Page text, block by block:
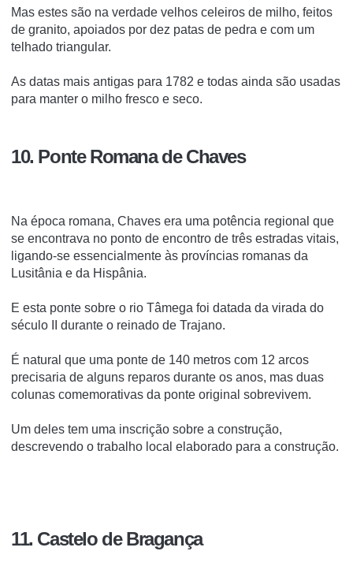
Mas estes são na verdade velhos celeiros de milho, feitos
de granito, apoiados por dez patas de pedra e com um
telhado triangular.
As datas mais antigas para 1782 e todas ainda são usadas
para manter o milho fresco e seco.
10. Ponte Romana de Chaves
Na época romana, Chaves era uma potência regional que
se encontrava no ponto de encontro de três estradas vitais,
ligando-se essencialmente às províncias romanas da
Lusitânia e da Hispânia.
E esta ponte sobre o rio Tâmega foi datada da virada do
século II durante o reinado de Trajano.
É natural que uma ponte de 140 metros com 12 arcos
precisaria de alguns reparos durante os anos, mas duas
colunas comemorativas da ponte original sobrevivem.
Um deles tem uma inscrição sobre a construção,
descrevendo o trabalho local elaborado para a construção.
11. Castelo de Bragança